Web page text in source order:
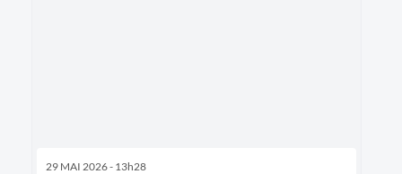
29 MAI 2026 - 13h28